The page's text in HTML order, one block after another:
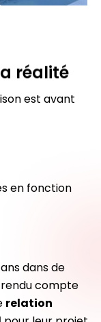
réalité
est avant
en fonction
dans de
rendu compte
relation